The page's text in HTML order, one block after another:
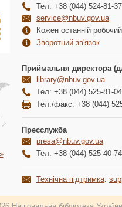
Тел: +38 (044) 524-81-37
service@nbuv.gov.ua
Кожен останній
Зворотний зв'язок
Приймальня директора
library@nbuv.gov.ua
Тел: +38 (044) 525-81-04
Тел./факс: +38 (044)
Пресслужба
presa@nbuv.gov.ua
Тел: +38 (044) 525-40-74
Технічна підтримка: